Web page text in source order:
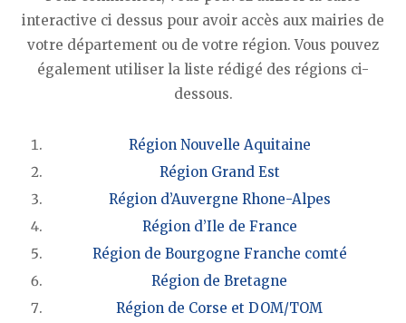
interactive ci dessus pour avoir accès aux mairies de
votre département ou de votre région. Vous pouvez
également utiliser la liste rédigé des régions ci-
dessous.
Région Nouvelle Aquitaine
Région Grand Est
Région d’Auvergne Rhone-Alpes
Région d’Ile de France
Région de Bourgogne Franche comté
Région de Bretagne
Région de Corse et DOM/TOM